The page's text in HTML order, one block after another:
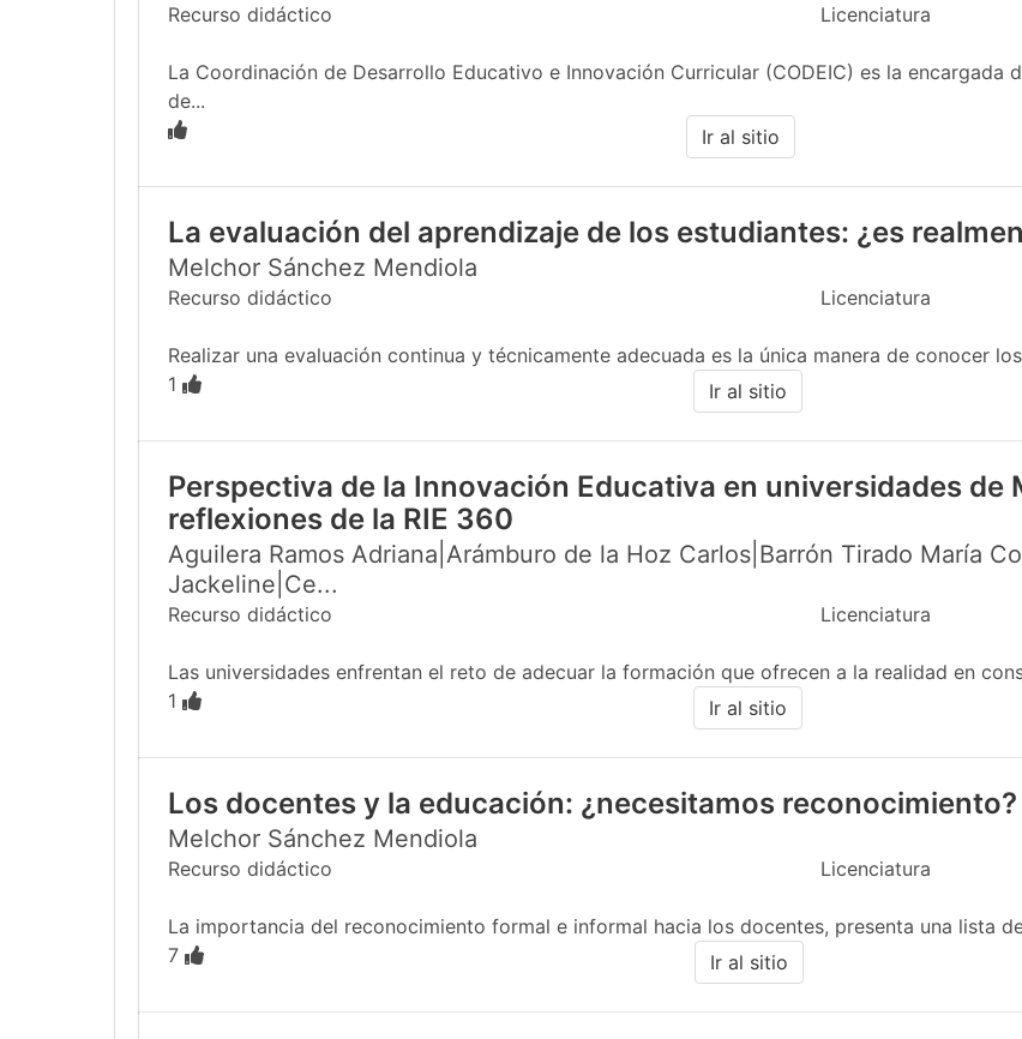
Recurso didáctico Licenciatura
La Coordinación de Desarrollo Educativo e Innovación Curricular (CODEIC) es la
de...
Ir al sitio
La evaluación del aprendizaje de los estudiantes: ¿es
Melchor Sánchez Mendiola
Recurso didáctico Licenciatura
Realizar una evaluación continua y técnicamente adecuada es la única manera de conocer
1
Ir al sitio
Perspectiva de la Innovación Educativa en universidades de
reflexiones de la RIE 360
Aguilera Ramos Adriana|Arámburo de la Hoz Carlos|Barrón Tirado María
Jackeline|Ce...
Recurso didáctico Licenciatura
Las universidades enfrentan el reto de adecuar la formación que ofrecen a la realidad en
1
Ir al sitio
Los docentes y la educación: ¿necesitamos reconocimiento?
Melchor Sánchez Mendiola
Recurso didáctico Licenciatura
La importancia del reconocimiento formal e informal hacia los docentes, presenta una lista
7
Ir al sitio